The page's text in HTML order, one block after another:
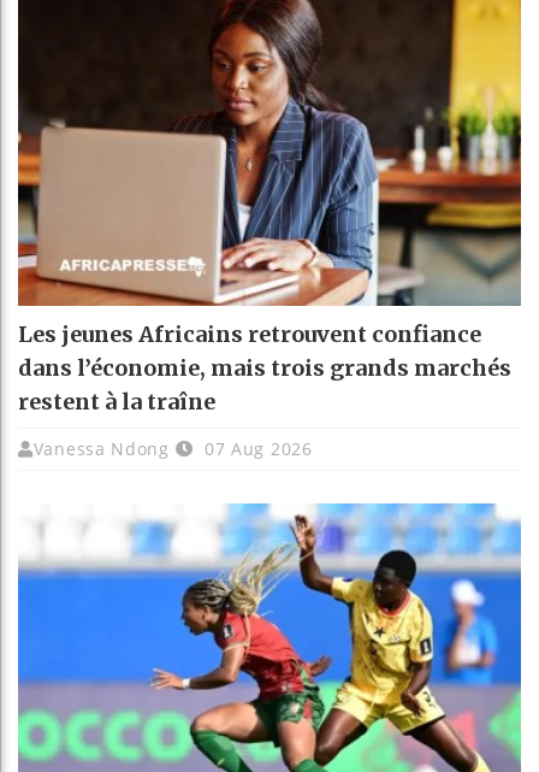
Les jeunes Africains retrouvent confiance
dans l’économie, mais trois grands marchés
restent à la traîne
Vanessa Ndong 07 Aug 2026